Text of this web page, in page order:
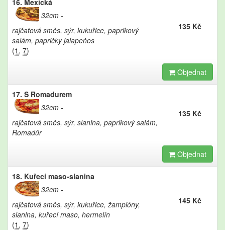
16. Mexická
32cm
rajčatová směs, sýr, kukuřice, paprikový
salám, papričky jalapeňos
(1 , 7)
135 Kč
Objednat
17. S Romadurem
32cm
rajčatová směs, sýr, slanina, paprikový salám,
Romadůr
135 Kč
Objednat
18. Kuřecí maso-slanina
32cm
rajčatová směs, sýr, kukuřice, žampióny,
slanina, kuřecí maso, hermelín
(1 , 7)
145 Kč